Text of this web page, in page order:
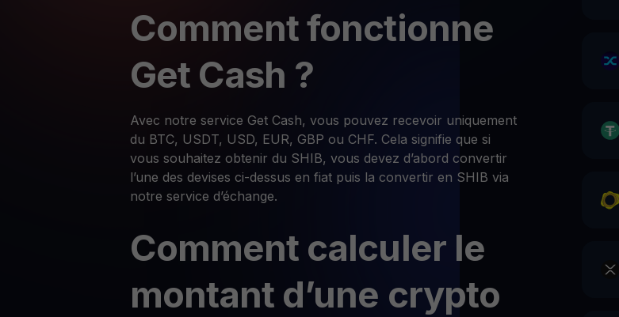
Comment fonctionne
Get Cash ?
Avec notre service Get Cash, vous pouvez recevoir uniquement
du BTC, USDT, USD, EUR, GBP ou CHF. Cela signifie que si
vous souhaitez obtenir du SHIB, vous devez d’abord convertir
l’une des devises ci-dessus en fiat puis la convertir en SHIB via
notre service d’échange.
Comment calculer le
montant d’une crypto